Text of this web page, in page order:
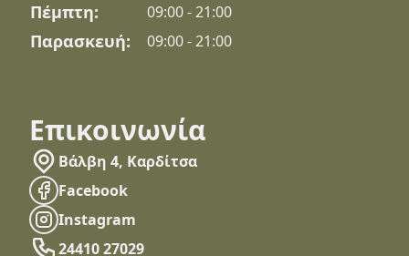
Πέμπτη: 09:00 - 21:00
Παρασκευή: 09:00 - 21:00
Επικοινωνία
Βάλβη 4, Καρδίτσα
Facebook
Instagram
24410 27029